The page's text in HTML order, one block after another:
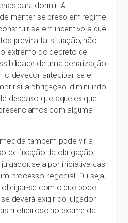
para dormir. A
manter-se preso em regime
se em incentivo a que
previna tal situação, não
extremo do decreto de
de uma penalização
o devedor antecipar-se e
sua obrigação, diminuindo
descaso que aqueles que
com alguma
também pode vir a
de fixação da obrigação,
seja por iniciativa das
processo negocial. Ou seja,
se com o que pode
deverá exigir do julgador
meticuloso no exame da